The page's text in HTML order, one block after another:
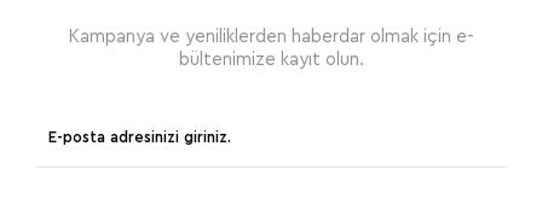
Kampanya ve yeniliklerden haberdar olmak için e-
bültenimize kayıt olun.